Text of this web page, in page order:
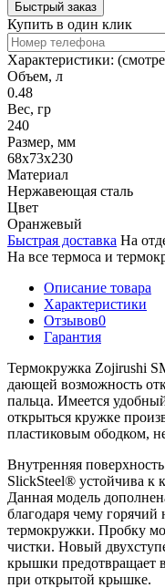
Быстрый заказ
Купить в один клик
Характеристики:
Объем, л
0.48
Вес, гр
240
Размер, мм
68х73х230
Материал
Нержавеющая сталь
Цвет
Оранжевый
Быстрая доставка На
На все термоса и
Описание товара
Характеристики
Отзывов0
Гарантия
Термокружка Zojirushi
дающей возможность
пальца. Имеется
открыться кружке
пластиковым ободком,
Внутренняя
SlickSteel® устойчива к
Данная модель
благодаря чему
термокружки. Пробку
чистки. Новый
крышки предотвращает
при открытой крышке.